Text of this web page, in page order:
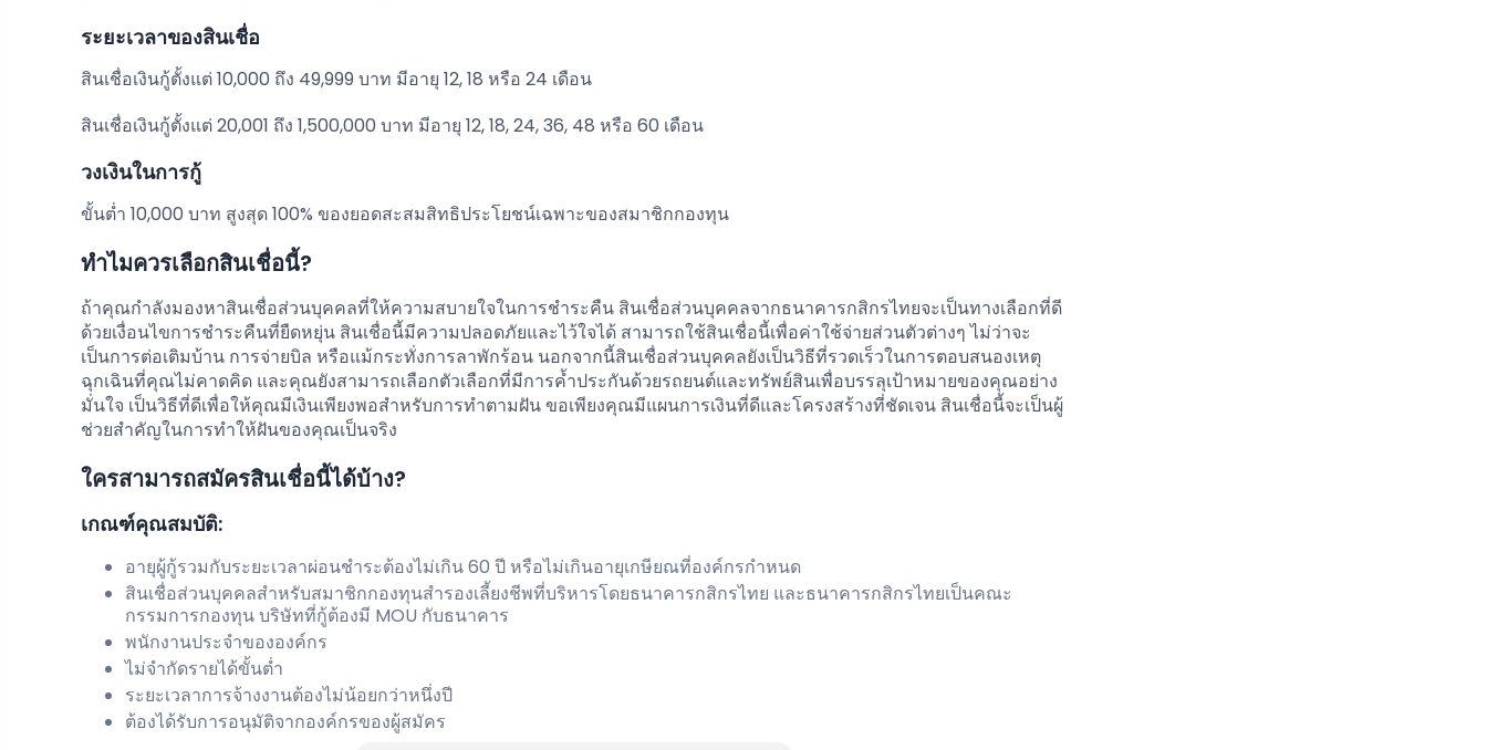
ระยะเวลาของสินเชื่อ
สินเชื่อเงินกู้ตั้งแต่ 10,000 ถึง 49,999 บาท มีอายุ 12, 18 หรือ 24 เดือน
สินเชื่อเงินกู้ตั้งแต่ 20,001 ถึง 1,500,000 บาท มีอายุ 12, 18, 24, 36, 48 หรือ 60 เดือน
วงเงินในการกู้
ขั้นต่ำ 10,000 บาท สูงสุด 100% ของยอดสะสมสิทธิประโยชน์เฉพาะของสมาชิกกองทุน
ทำไมควรเลือกสินเชื่อนี้?
ถ้าคุณกำลังมองหาสินเชื่อส่วนบุคคลที่ให้ความสบายใจในการชำระคืน สินเชื่อส่วนบุคคลจากธนาคารกสิกรไทยจะเป็นทางเลือกที่ดี
ด้วยเงื่อนไขการชำระคืนที่ยืดหยุ่น สินเชื่อนี้มีความปลอดภัยและไว้ใจได้ สามารถใช้สินเชื่อนี้เพื่อค่าใช้จ่ายส่วนตัวต่างๆ ไม่ว่าจะ
เป็นการต่อเติมบ้าน การจ่ายบิล หรือแม้กระทั่งการลาพักร้อน นอกจากนี้สินเชื่อส่วนบุคคลยังเป็นวิธีที่รวดเร็วในการตอบสนองเหตุ
ฉุกเฉินที่คุณไม่คาดคิด และคุณยังสามารถเลือกตัวเลือกที่มีการค้ำประกันด้วยรถยนต์และทรัพย์สินเพื่อบรรลุเป้าหมายของคุณอย่าง
มั่นใจ เป็นวิธีที่ดีเพื่อให้คุณมีเงินเพียงพอสำหรับการทำตามฝัน ขอเพียงคุณมีแผนการเงินที่ดีและโครงสร้างที่ชัดเจน สินเชื่อนี้จะเป็นผู้
ช่วยสำคัญในการทำให้ฝันของคุณเป็นจริง
ใครสามารถสมัครสินเชื่อนี้ได้บ้าง?
เกณฑ์คุณสมบัติ:
อายุผู้กู้รวมกับระยะเวลาผ่อนชำระต้องไม่เกิน 60 ปี หรือไม่เกินอายุเกษียณที่องค์กรกำหนด
สินเชื่อส่วนบุคคลสำหรับสมาชิกกองทุนสำรองเลี้ยงชีพที่บริหารโดยธนาคารกสิกรไทย และธนาคารกสิกรไทยเป็นคณะ
กรรมการกองทุน บริษัทที่กู้ต้องมี MOU กับธนาคาร
พนักงานประจำขององค์กร
ไม่จำกัดรายได้ขั้นต่ำ
ระยะเวลาการจ้างงานต้องไม่น้อยกว่าหนึ่งปี
ต้องได้รับการอนุมัติจากองค์กรของผู้สมัคร